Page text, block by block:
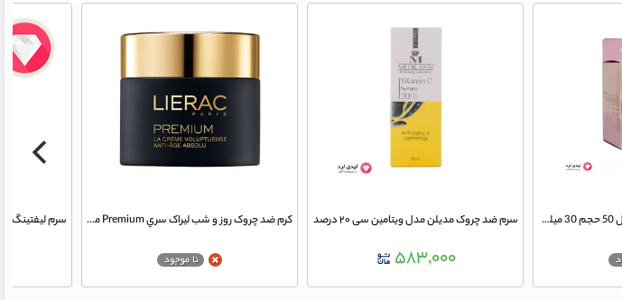
کرم ضد چروک ژنوبایوتیک مدل 50 حجم 30 میلی لیتر سرم ضد چروک مدیلن مدل ویتامین سی ۲۰ درصد
۵۸۳,۰۰۰
کرم ضد چروک روز و شب ليراک سري Premium مدل Voluptuous Absolute حجم 50 ميلي‌ ليتر پوست های خشک و خیلی خشک